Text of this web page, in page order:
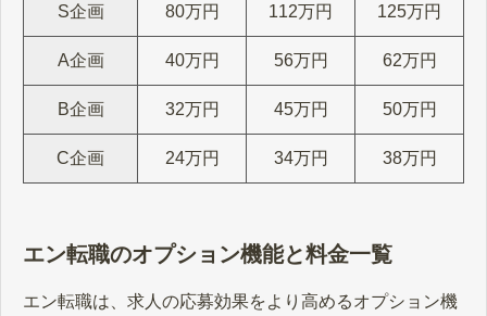
S企画 80万円 112万円 125万円
A企画 40万円 56万円 62万円
B企画 32万円 45万円 50万円
C企画 24万円 34万円 38万円
エン転職のオプション機能と料金一覧
エン転職は、求人の応募効果をより高めるオプション機